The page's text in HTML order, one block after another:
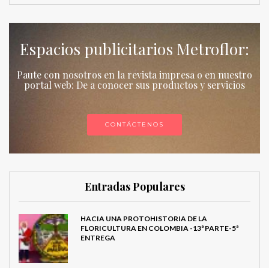
Espacios publicitarios Metroflor:
Paute con nosotros en la revista impresa o en nuestro
portal web: De a conocer sus productos y servicios
CONTÁCTENOS
Entradas Populares
HACIA UNA PROTOHISTORIA DE LA
FLORICULTURA EN COLOMBIA -13ª PARTE-5ª
ENTREGA